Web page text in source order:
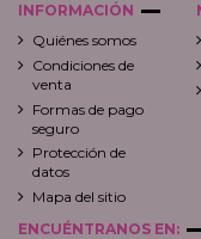
INFORMACIÓN
Quiénes somos
Condiciones de
venta
Formas de pago
seguro
Protección de
datos
Mapa del sitio
ENCUÉNTRANOS EN: